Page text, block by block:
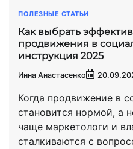
ПОЛЕЗНЫЕ СТАТЬИ
Как выбрать
продвижения в
инструкция 2025
Инна Анастасенко
Когда продвижение в
становится нормой, а
чаще маркетологи и
сталкиваются с